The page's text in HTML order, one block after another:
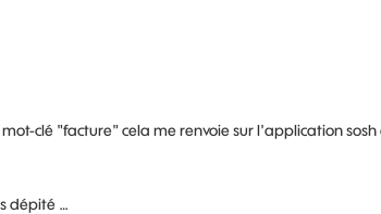
clé "facture" cela me renvoie sur l'application sosh
dépité …